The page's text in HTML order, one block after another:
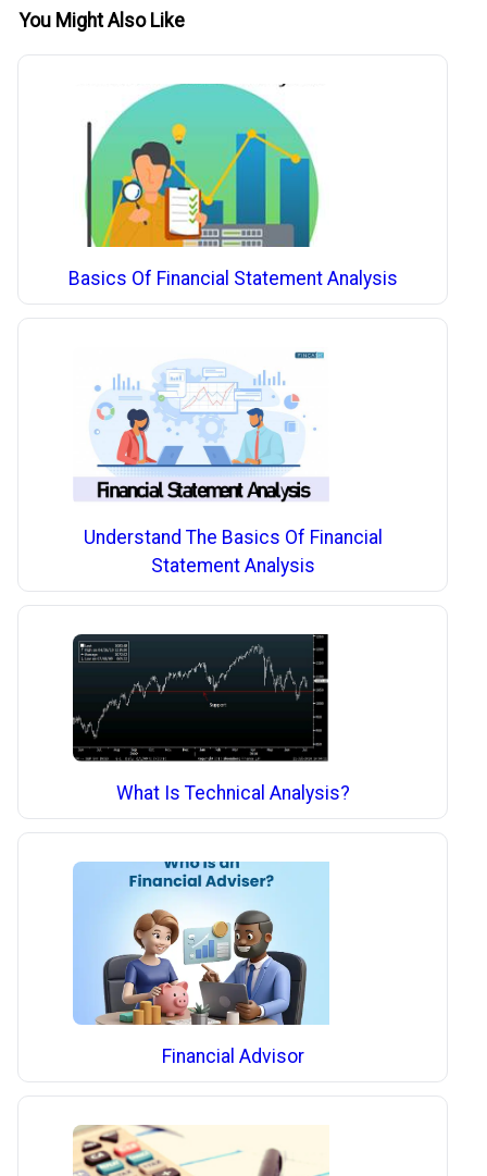
You Might Also Like
Basics Of Financial Statement Analysis
Understand The Basics Of Financial
Statement Analysis
What Is Technical Analysis?
Financial Advisor